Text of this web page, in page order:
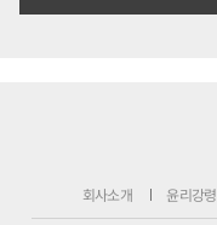
회사소개 윤리강령